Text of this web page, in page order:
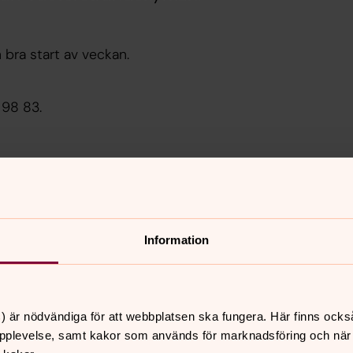
Information
är nödvändiga för att webbplatsen ska fungera. Här finns
samt kakor som används för marknadsföring och
start av veckan.
83.
Västerstrands församling
livlig verksamhet, sång och skapande, och
grupper för alla åldrar, små som stora.